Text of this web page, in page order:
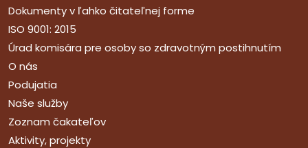
Dokumenty v ľahko čitateľnej forme
ISO 9001: 2015
Úrad komisára pre osoby so zdravotným postihnutím
O nás
Podujatia
Naše služby
Zoznam čakateľov
Aktivity, projekty